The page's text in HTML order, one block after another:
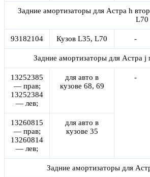
Задние амортизаторы для Астра h
L70
93182104 Кузов L35, L70 -
Задние амортизаторы для Астра j
13252385
— прав;
13252384
— лев;
для авто в
кузове 68, 69
-
13260815
— прав;
13260814
— лев;
для авто в
кузове 35
Задние амортизаторы для